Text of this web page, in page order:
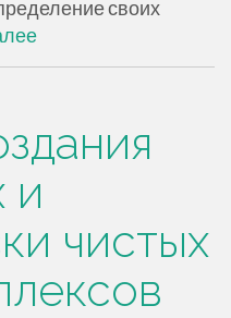
своих
и
чистых